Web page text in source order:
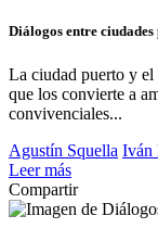
Diálogos entre ciudades
La ciudad puerto y el
que los convierte a
convivenciales...
Agustín Squella Iván
Leer más
Compartir